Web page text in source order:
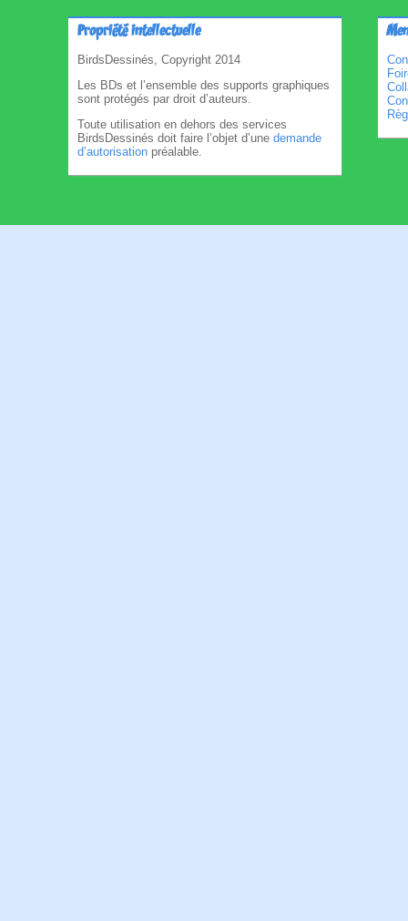
Propriété intellectuelle
BirdsDessinés, Copyright 2014
Les BDs et l’ensemble des supports graphiques
sont protégés par droit d’auteurs.
Toute utilisation en dehors des services
BirdsDessinés doit faire l’objet d’une demande
d’autorisation préalable.